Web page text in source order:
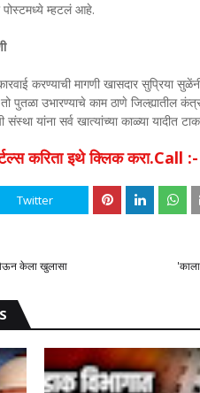
पोस्टमध्ये म्हटलं आहे.
करण्याची मागणी खासदार सुप्रिया
पुतळा उभारण्याचे काम ठाणे
यांना सर्व खात्यांच्या काळ्या यादीत
करिता इथे क्लिक करा.Call
Twitter
येऊन केला खुलासा